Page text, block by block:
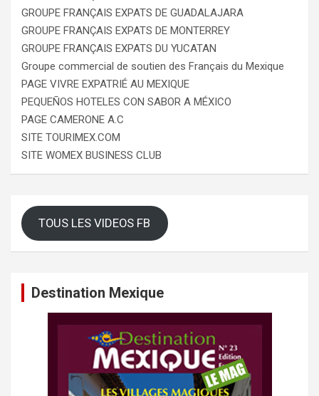
GROUPE FRANÇAIS EXPATS DE GUADALAJARA
GROUPE FRANÇAIS EXPATS DE MONTERREY
GROUPE FRANÇAIS EXPATS DU YUCATAN
Groupe commercial de soutien des Français du Mexique
PAGE VIVRE EXPATRIÉ AU MEXIQUE
PEQUEÑOS HOTELES CON SABOR A MÉXICO
PAGE CAMERONE A.C
SITE TOURIMEX.COM
SITE WOMEX BUSINESS CLUB
TOUS LES VIDEOS FB
Destination Mexique